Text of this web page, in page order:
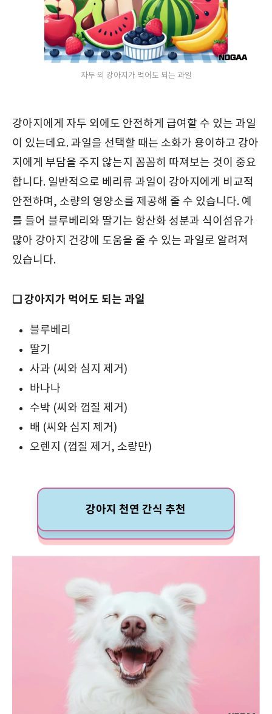
자두 외 강아지가 먹어도 되는 과일
강아지에게 자두 외에도 안전하게 급여할 수 있는 과일
이 있는데요. 과일을 선택할 때는 소화가 용이하고 강아
지에게 부담을 주지 않는지 꼼꼼히 따져보는 것이 중요
합니다. 일반적으로 베리류 과일이 강아지에게 비교적
안전하며, 소량의 영양소를 제공해 줄 수 있습니다. 예
를 들어 블루베리와 딸기는 항산화 성분과 식이섬유가
많아 강아지 건강에 도움을 줄 수 있는 과일로 알려져
있습니다.
❑ 강아지가 먹어도 되는 과일
블루베리
딸기
사과 (씨와 심지 제거)
바나나
수박 (씨와 껍질 제거)
배 (씨와 심지 제거)
오렌지 (껍질 제거, 소량만)
강아지 천연 간식 추천